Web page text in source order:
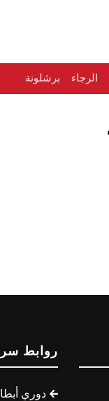
الرجاء برشلونة
روابط
دوري